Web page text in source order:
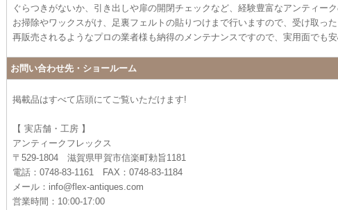
ぐらつきがないか、引き出しや扉の開閉チェックなど、経験豊富なアンティー
お掃除やワックスがけ、足裏フェルトの貼りつけまで行いますので、受け取っ
再販売されるようなプロの業者様も納得のメンテナンスですので、実用面でも
お問い合わせ先・ショールーム
掲載品はすべて店頭にてご覧いただけます!
【 実店舗・工房 】
アンティークフレックス
〒529-1804 滋賀県甲賀市信楽町勅旨1181
電話：0748-83-1161 FAX：0748-83-1184
メール：info@flex-antiques.com
営業時間：10:00-17:00